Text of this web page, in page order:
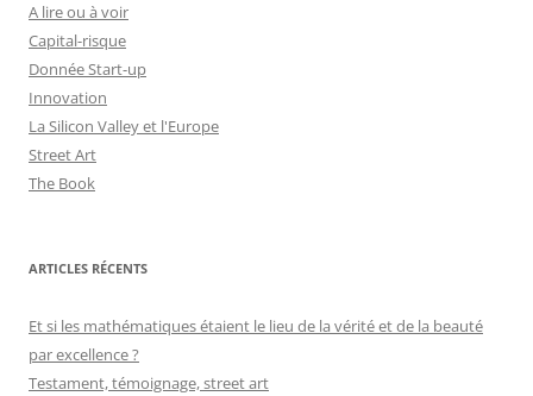
A lire ou à voir
Capital-risque
Donnée Start-up
Innovation
La Silicon Valley et l'Europe
Street Art
The Book
ARTICLES RÉCENTS
Et si les mathématiques étaient le lieu de la vérité et de la beauté
par excellence ?
Testament, témoignage, street art